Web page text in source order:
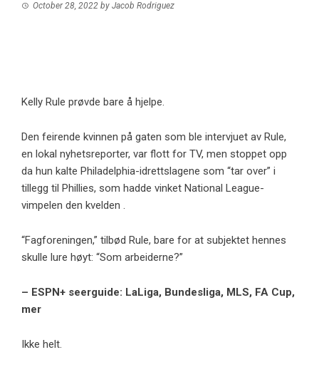
October 28, 2022 by Jacob Rodriguez
Kelly Rule prøvde bare å hjelpe.
Den feirende kvinnen på gaten som ble intervjuet av Rule,
en lokal nyhetsreporter, var flott for TV, men stoppet opp
da hun kalte Philadelphia-idrettslagene som “tar over” i
tillegg til Phillies, som hadde vinket National League-
vimpelen den kvelden .
“Fagforeningen,” tilbød Rule, bare for at subjektet hennes
skulle lure høyt: “Som arbeiderne?”
– ESPN+ seerguide: LaLiga, Bundesliga, MLS, FA Cup,
mer
Ikke helt.